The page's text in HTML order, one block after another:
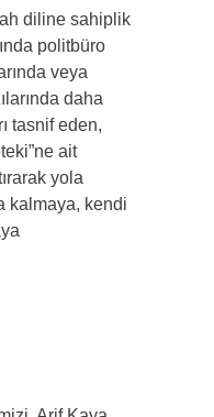
diline sahiplik
politbüro
veya
daha
tasnif eden,
ait
yola
kalmaya, kendi